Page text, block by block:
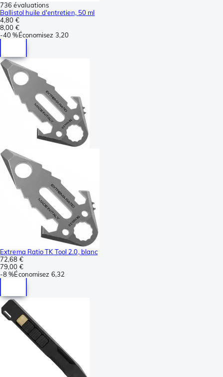
736 évaluations
Ballistol huile d'entretien, 50 ml
4,80 €
8,00 €
-40 %Économisez 3,20
Extrema Ratio TK Tool 2.0, blanc
72,68 €
79,00 €
-8 %Économisez 6,32